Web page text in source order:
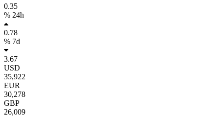
0.35
% 24h
0.78
% 7d
3.67
USD
35,922
EUR
30,278
GBP
26,009